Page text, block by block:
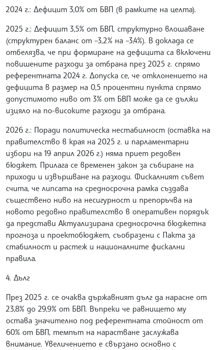
2024 г.: Дефицит 3,0% от БВП (в рамките на целта).
2025 г.: Дефицит 3,5% от БВП, структурно влошаване
(структурен баланс от –3,2% на –3,4%). В доклада се
отбелязва, че при формиране на дефицита са включени
повишените разходи за отбрана през 2025 г. спрямо
референтната 2024 г. Допуска се, че отклонението на
дефицита в размер на 0,5 процентни пункта спрямо
допустимото ниво от 3% от БВП може да се дължи
изцяло на по-високите разходи за отбрана.
2026 г.: Поради политическа нестабилност (оставка на
правителство в края на 2025 г. и парламентарни
избори на 19 април 2026 г.) няма приет редовен
бюджет. Прилага се временен закон за събиране на
приходи и извършване на разходи. Фискалният съвет
счита, че липсата на средносрочна рамка създава
съществено ниво на несигурност и препоръчва на
новото редовно правителство в оперативен порядък
да представи Актуализирана средносрочна бюджетна
прогноза и проектобюджет, съобразени с Пакта за
стабилност и растеж и националните фискални
правила.
4. Дълг
През 2025 г. се очаква държавният дълг да нарасне от
23,8% до 29,9% от БВП. Въпреки че равнището му
остава значително под референтната стойност от
60% от БВП, темпът на нарастване заслужава
внимание. Увеличението е свързано основно с